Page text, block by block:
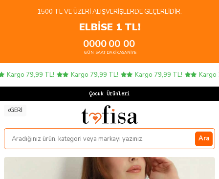
1500 TL VE ÜZERI ALIŞVERIŞLERDE GEÇERLIDIR.
ELBİSE 1 TL!
00
GÜN
00
SAAT
00
DAKIKA
00
SANIYE
Kargo 79,99 TL! Kargo 79,99 TL! Kargo 79,99 TL! Kargo
Çocuk Ürünlerinde
GERI
Ara